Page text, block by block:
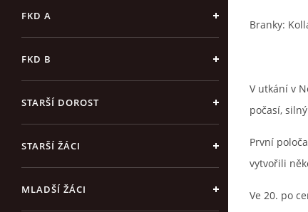
FKD A
FKD B
STARŠÍ DOROST
STARŠÍ ŽÁCI
MLADŠÍ ŽÁCI
Branky:
V utkání v
počasí,
První
vytvořili
Ve 20. po